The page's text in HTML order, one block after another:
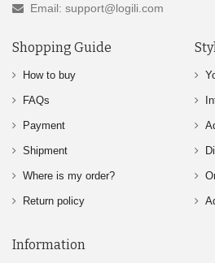
Email: support@logili.com
Shopping Guide
How to buy
FAQs
Payment
Shipment
Where is my order?
Return policy
Information